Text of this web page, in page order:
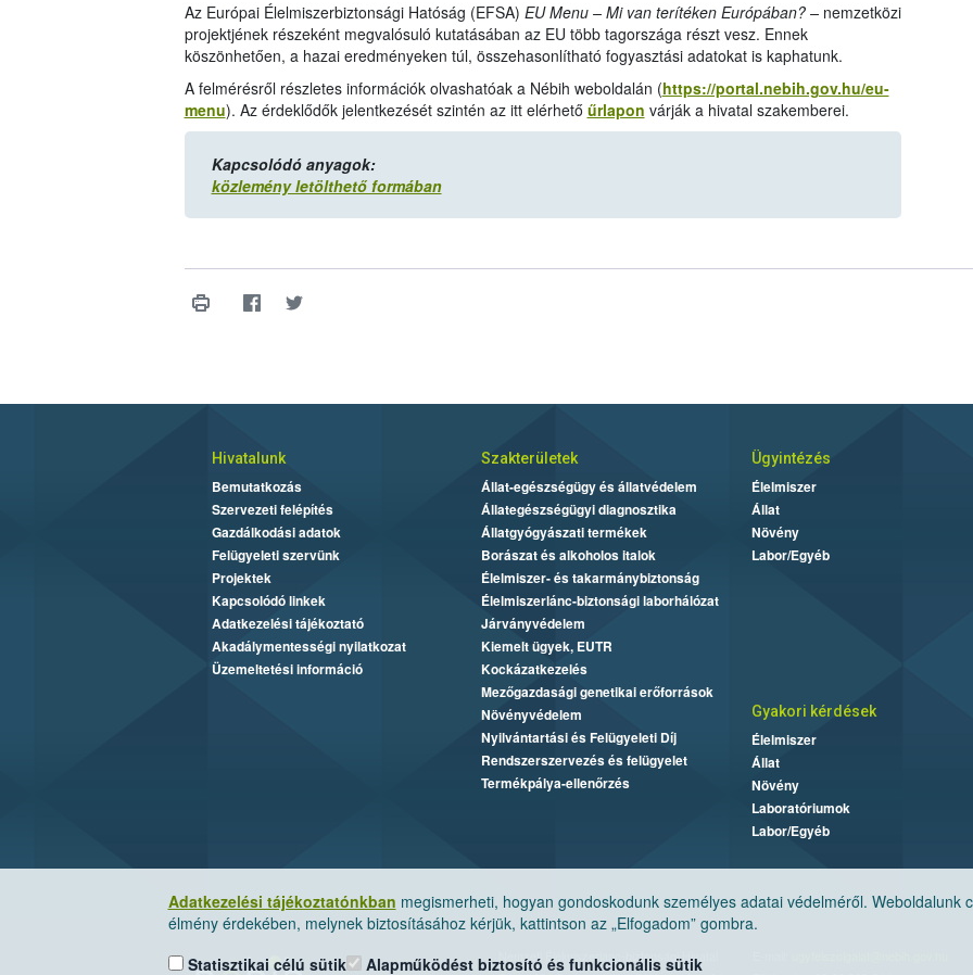
Az Európai Élelmiszerbiztonsági Hatóság (EFSA) EU Menu – Mi van terítéken Európában? –nemzetközi
projektjének részeként megvalósuló kutatásában az EU több tagországa részt vesz. Ennek
köszönhetően, a hazai eredményeken túl, összehasonlítható fogyasztási adatokat is kaphatunk.
A felmérésről részletes információk olvashatóak a Nébih weboldalán (https://portal.nebih.gov.hu/eu-
menu). Az érdeklődők jelentkezését szintén az itt elérhető űrlapon várják a hivatal szakemberei.
Kapcsolódó anyagok:
közlemény letölthető formában
Adatkezelési tájékoztatónkban megismerheti, hogyan gondoskodunk személyes adatai védelméről. Weboldalunk
élmény érdekében, melynek biztosításához kérjük, kattintson az „Elfogadom” gombra.
Statisztikai célú sütik
Alapműködést biztosító és funkcionális sütik
Hivatalunk
Bemutatkozás
Szervezeti felépítés
Gazdálkodási adatok
Felügyeleti szervünk
Projektek
Kapcsolódó linkek
Adatkezelési tájékoztató
Akadálymentességi nyilatkozat
Üzemeltetési információ
Szakterületek
Állat-egészségügy és állatvédelem
Állategészségügyi diagnosztika
Állatgyógyászati termékek
Borászat és alkoholos italok
Élelmiszer- és takarmánybiztonság
Élelmiszerlánc-biztonsági laborhálózat
Járványvédelem
Kiemelt ügyek, EUTR
Kockázatkezelés
Mezőgazdasági genetikai erőforrások
Növényvédelem
Nyilvántartási és Felügyeleti Díj
Rendszerszervezés és felügyelet
Termékpálya-ellenőrzés
Ügyintézés
Élelmiszer
Állat
Növény
Labor/Egyéb
Gyakori kérdések
Élelmiszer
Állat
Növény
Laboratóriumok
Labor/Egyéb
Nemzeti Élelmiszerlánc-biztonsági Hivatal